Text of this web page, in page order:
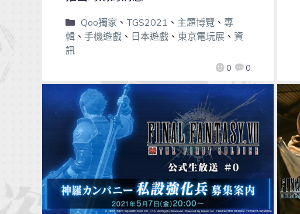
0 0
Qoo獨家 、 TGS2021 、 主題博覽、 專
輯 、 手機遊戲 、 日本遊戲 、 東京電玩展 、 資
訊